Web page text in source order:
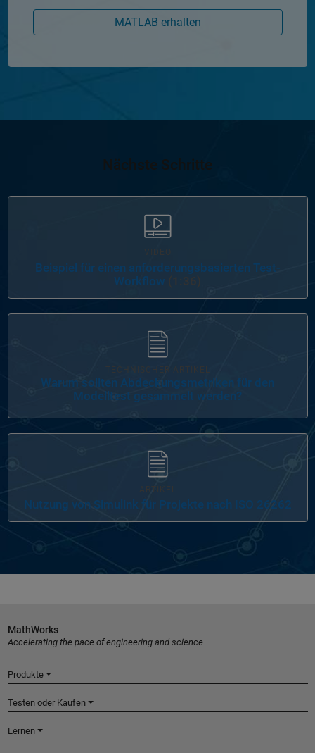
MATLAB erhalten
Nächste Schritte
Beispiel für einen anforderungsbasierten Test-
Workflow (1:36)
Warum sollten Abdeckungsmetriken für den
Modelltest gesammelt werden?
ARTIKEL
Nutzung von Simulink für Projekte nach ISO 26262
MathWorks
Accelerating the pace of engineering and science
Produkte
Testen oder Kaufen
Lernen